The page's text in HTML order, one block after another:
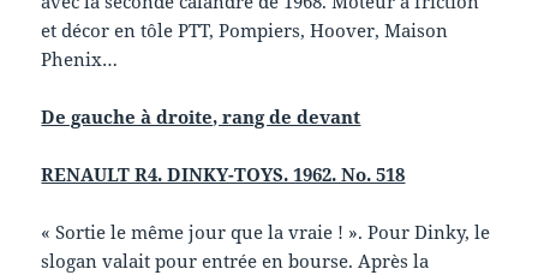
et décor en tôle PTT, Pompiers, Hoover, Maison
Phenix…
De gauche à droite, rang de devant
RENAULT R4. DINKY-TOYS. 1962. No. 518
« Sortie le même jour que la vraie ! ». Pour Dinky, le
slogan valait pour entrée en bourse. Après la